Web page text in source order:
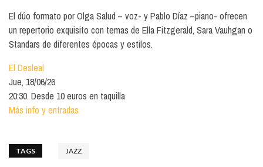
El dúo formato por Olga Salud – voz- y Pablo Díaz –piano- ofrecen
un repertorio exquisito con temas de Ella Fitzgerald, Sara Vauhgan o
Standars de diferentes épocas y estilos.
El Desleal
Jue, 18/06/26
20:30. Desde 10 euros en taquilla
Más info y entradas
TAGS JAZZ